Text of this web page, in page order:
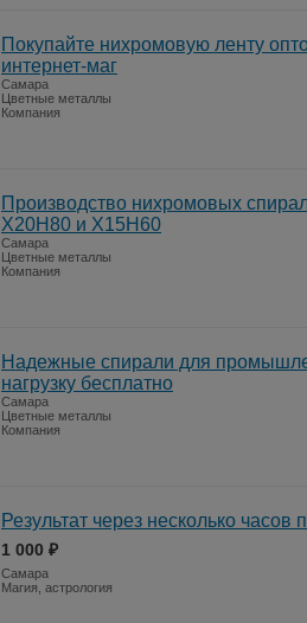
Покупайте нихромовую ленту
интернет-маг
Самара
Цветные металлы
Компания
Производство нихромовых
Х20Н80 и Х15Н60
Самара
Цветные металлы
Компания
Надежные спирали для
нагрузку бесплатно
Самара
Цветные металлы
Компания
Результат через несколько
1 000 ₽
Самара
Магия, астрология